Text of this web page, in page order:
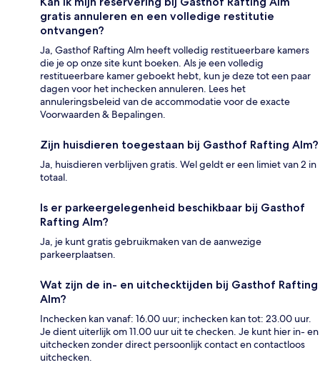
gratis annuleren en een volledige restitutie
ontvangen?
Ja, Gasthof Rafting Alm heeft volledig restitueerbare kamers
die je op onze site kunt boeken. Als je een volledig
restitueerbare kamer geboekt hebt, kun je deze tot een paar
dagen voor het inchecken annuleren. Lees het
annuleringsbeleid van de accommodatie voor de exacte
Voorwaarden & Bepalingen.
Zijn huisdieren toegestaan bij Gasthof Rafting Alm?
Ja, huisdieren verblijven gratis. Wel geldt er een limiet van 2 in
totaal.
Is er parkeergelegenheid beschikbaar bij Gasthof
Rafting Alm?
Ja, je kunt gratis gebruikmaken van de aanwezige
parkeerplaatsen.
Wat zijn de in- en uitchecktijden bij Gasthof Rafting
Alm?
Inchecken kan vanaf: 16.00 uur; inchecken kan tot: 23.00 uur.
Je dient uiterlijk om 11.00 uur uit te checken. Je kunt hier in- en
uitchecken zonder direct persoonlijk contact en contactloos
uitchecken.